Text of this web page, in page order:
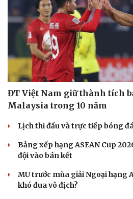
ĐT Việt Nam giữ thành tích
Malaysia trong 10 năm
Lịch thi đấu và trực tiếp bóng
Bảng xếp hạng ASEAN Cup
đội vào bán kết
MU trước mùa giải Ngoại hạng
khó đua vô địch?